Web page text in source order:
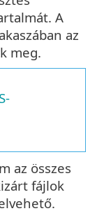
A
az
meg.
az összes
fájlok